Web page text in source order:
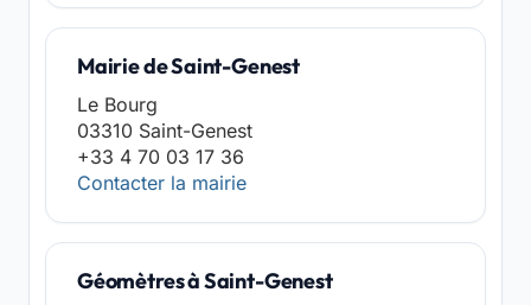
Mairie de Saint-Genest
Le Bourg
03310 Saint-Genest
+33 4 70 03 17 36
Contacter la mairie
Géomètres à Saint-Genest